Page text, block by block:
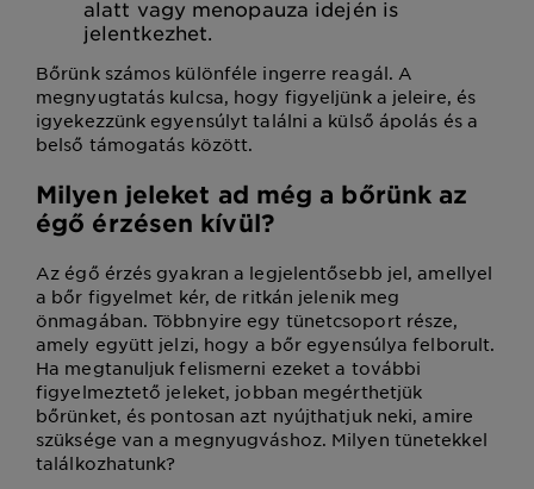
alatt vagy menopauza idején is
jelentkezhet.
Bőrünk számos különféle ingerre reagál. A
megnyugtatás kulcsa, hogy figyeljünk a jeleire, és
igyekezzünk egyensúlyt találni a külső ápolás és a
belső támogatás között.
Milyen jeleket ad még a bőrünk az
égő érzésen kívül?
Az égő érzés gyakran a legjelentősebb jel, amellyel
a bőr figyelmet kér, de ritkán jelenik meg
önmagában. Többnyire egy tünetcsoport része,
amely együtt jelzi, hogy a bőr egyensúlya felborult.
Ha megtanuljuk felismerni ezeket a további
figyelmeztető jeleket, jobban megérthetjük
bőrünket, és pontosan azt nyújthatjuk neki, amire
szüksége van a megnyugváshoz. Milyen tünetekkel
találkozhatunk?